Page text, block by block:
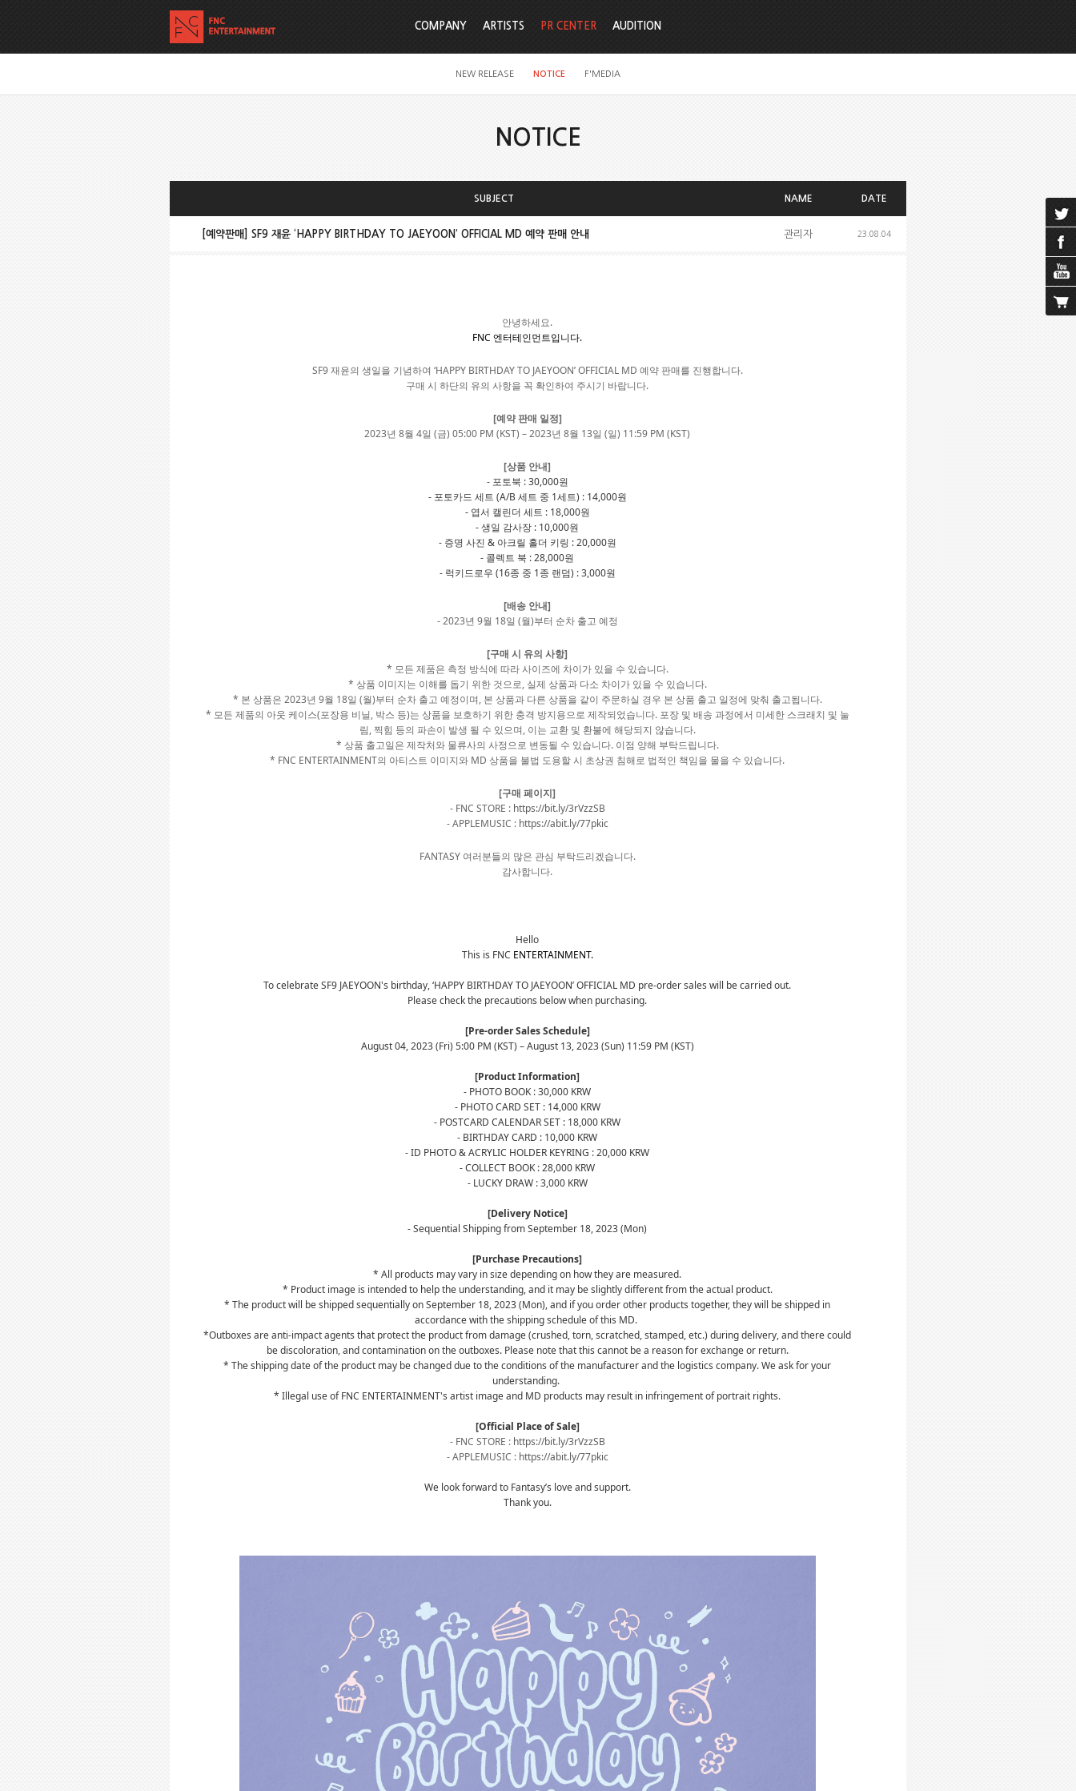
COMPANY ARTISTS PR CENTER
NEW RELEASE NOTICE F'MEDIA
AUDITION
NOTICE
SUBJECT NAME DATE
[예약판매] SF9 재윤 ‘HAPPY BIRTHDAY TO JAEYOON’ OFFICIAL MD 예약 판매 안내 관리자 23.08.04
안녕하세요.
FNC 엔터테인먼트입니다.
SF9 재윤의 생일을 기념하여 ‘HAPPY BIRTHDAY TO JAEYOON’ OFFICIAL MD 예약 판매를 진행합니다.
구매 시 하단의 유의 사항을 꼭 확인하여 주시기 바랍니다.
[예약 판매 일정]
2023년 8월 4일 (금) 05:00 PM (KST) – 2023년 8월 13일 (일) 11:59 PM (KST)
[상품 안내]
- 포토북 : 30,000원
- 포토카드 세트 (A/B 세트 중 1세트) : 14,000원
- 엽서 캘린더 세트 : 18,000원
-생일 감사장 : 10,000원
- 증명 사진 & 아크릴 홀더 키링 : 20,000원
- 콜렉트 북 : 28,000원
- 럭키드로우 (16종 중 1종 랜덤) : 3,000원
[배송 안내]
- 2023년 9월 18일 (월)부터 순차 출고 예정
[구매 시 유의 사항]
* 모든 제품은 측정 방식에 따라 사이즈에 차이가 있을 수 있습니다.
* 상품 이미지는 이해를 돕기 위한 것으로, 실제 상품과 다소 차이가 있을 수 있습니다.
* 본 상품은 2023년 9월 18일 (월)부터 순차 출고 예정이며, 본 상품과 다른 상품을 같이 주문하실 경우 본 상품 출고 일정에 맞춰 출고됩니다.
* 모든 제품의 아웃 케이스(포장용 비닐, 박스 등)는 상품을 보호하기 위한 충격 방지용으로 제작되었습니다. 포장 및 배송 과정에서 미세한 스크래치 및 눌
림, 찍힘 등의 파손이 발생 될 수 있으며, 이는 교환 및 환불에 해당되지 않습니다.
* 상품 출고일은 제작처와 물류사의 사정으로 변동될 수 있습니다. 이점 양해 부탁드립니다.
* FNC ENTERTAINMENT의 아티스트 이미지와 MD 상품을 불법 도용할 시 초상권 침해로 법적인 책임을 물을 수 있습니다.
[구매 페이지]
- FNC STORE : https://bit.ly/3rVzzSB
- APPLEMUSIC : https://abit.ly/77pkic
FANTASY 여러분들의 많은 관심 부탁드리겠습니다.
감사합니다.
Hello
This is FNC ENTERTAINMENT.
To celebrate SF9 JAEYOON's birthday,‘HAPPY BIRTHDAY TO JAEYOON’ OFFICIAL MD pre-order sales will be carried out.
Please check the precautions below when purchasing.
[Pre-order Sales Schedule]
August 04, 2023 (Fri) 5:00 PM (KST) – August 13, 2023 (Sun) 11:59 PM (KST)
[Product Information]
- PHOTO BOOK : 30,000 KRW
- PHOTO CARD SET : 14,000 KRW
- POSTCARD CALENDAR SET : 18,000 KRW
- BIRTHDAY CARD : 10,000 KRW
- ID PHOTO & ACRYLIC HOLDER KEYRING : 20,000 KRW
- COLLECT BOOK : 28,000 KRW
- LUCKY DRAW : 3,000 KRW
[Delivery Notice]
- Sequential Shipping from September 18, 2023 (Mon)
[Purchase Precautions]
* All products may vary in size depending on how they are measured.
* Product image is intended to help the understanding, and it may be slightly different from the actual product.
* The product will be shipped sequentially on September 18, 2023 (Mon), and if you order other products together, they will be shipped in
accordance with the shipping schedule of this MD.
*Outboxes are anti-impact agents that protect the product from damage (crushed, torn, scratched, stamped, etc.) during delivery, and there could
be discoloration, and contamination on the outboxes. Please note that this cannot be a reason for exchange or return.
* The shipping date of the product may be changed due to the conditions of the manufacturer and the logistics company. We ask for your
understanding.
* Illegal use of FNC ENTERTAINMENT's artist image and MD products may result in infringement of portrait rights.
[Official Place of Sale]
- FNC STORE : https://bit.ly/3rVzzSB
- APPLEMUSIC : https://abit.ly/77pkic
We look forward to Fantasy’s love and support.
Thank you.